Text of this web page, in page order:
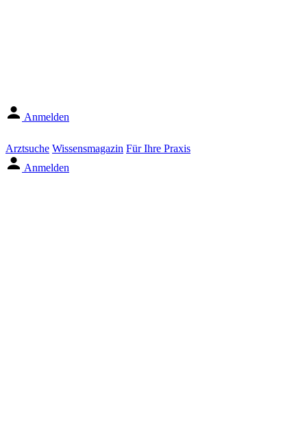
Anmelden
Arztsuche Wissensmagazin Für Ihre Praxis
Anmelden